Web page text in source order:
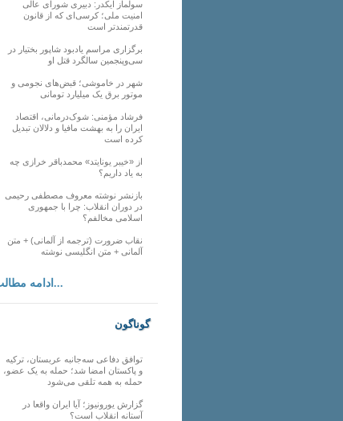
سولماز ایکدر: دبیری شورای عالی
امنیت ملی؛ کرسی‌ای که از قانون
قدرتمندتر است
برگزاری مراسم یادبود شاپور بختیار در
سی‌وپنجمین سالگرد قتل او
شهر در خاموشی؛ قبض‌های نجومی و
موتور برق یک میلیارد تومانی
فرشاد مؤمنی: شوک‌درمانی، اقتصاد
ایران را به بهشت مافیا و دلالان تبدیل
کرده است
از «خیبر یونایتد» محمدباقر خرازی چه
به یاد داریم؟
بازنشر نوشته معروف مصطفی رحیمی
در دوران انقلاب: چرا با جمهوری
اسلامی مخالفم؟
نقاب ضرورت (ترجمه از آلمانی) + متن
آلمانی + متن انگلیسی نوشته
ادامه مطالب...
گوناگون
توافق دفاعی سه‌جانبه عربستان، ترکیه
و پاکستان امضا شد؛ حمله به یک عضو،
حمله به همه تلقی می‌شود
گزارش یورونیوز؛ آیا ایران واقعا در
آستانه انقلاب است؟